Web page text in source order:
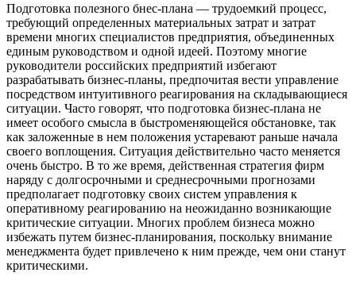
Подготовка полезного бнес-плана — трудоемкий процесс,
требующий определенных материальных затрат и затрат
времени многих специалистов предприятия, объединенных
единым руководством и одной идеей. Поэтому многие
руководители российских предприятий избегают
разрабатывать бизнес-планы, предпочитая вести управление
посредством интуитивного реагирования на складывающиеся
ситуации. Часто говорят, что подготовка бизнес-плана не
имеет особого смысла в быстроменяющейся обстановке, так
как заложенные в нем положения устаревают раньше начала
своего воплощения. Ситуация действительно часто меняется
очень быстро. В то же время, действенная стратегия фирм
наряду с долгосрочными и среднесрочными прогнозами
предполагает подготовку своих систем управления к
оперативному реагированию на неожиданно возникающие
критические ситуации. Многих проблем бизнеса можно
избежать путем бизнес-планирования, поскольку внимание
менеджмента будет привлечено к ним прежде, чем они станут
критическими.